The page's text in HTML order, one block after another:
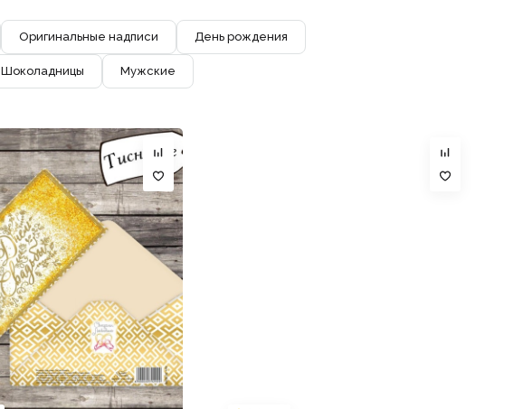
Оригинальные надписи День рождения
Шоколадницы Мужские